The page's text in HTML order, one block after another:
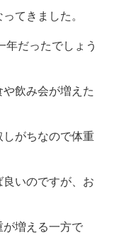
てきました。
年だったでしょう
飲み会が増えた
がちなので体重
いのですが、お
が増える一方で